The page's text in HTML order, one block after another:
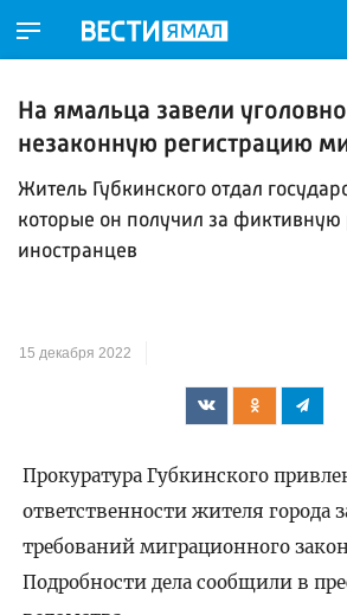
На ямальца завели
незаконную регистрацию
Житель Губкинского отдал
которые он получил за фиктивную
иностранцев
15 декабря 2022
Прокуратура Губкинского
ответственности жителя города
требований миграционного
Подробности дела сообщили в